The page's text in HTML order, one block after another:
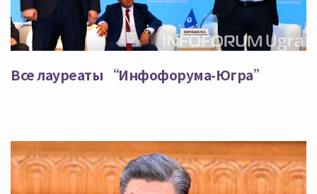
Все лауреаты “Инфофорума-Югра”